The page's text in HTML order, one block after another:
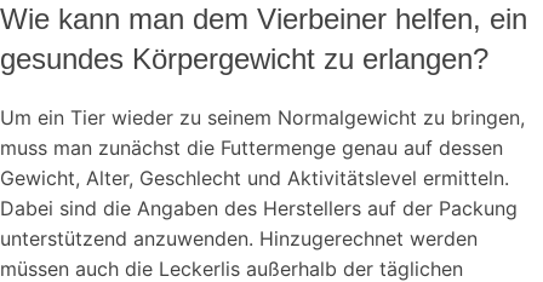
Wie kann man dem Vierbeiner helfen, ein
gesundes Körpergewicht zu erlangen?
Um ein Tier wieder zu seinem Normalgewicht zu bringen,
muss man zunächst die Futtermenge genau auf dessen
Gewicht, Alter, Geschlecht und Aktivitätslevel ermitteln.
Dabei sind die Angaben des Herstellers auf der Packung
unterstützend anzuwenden. Hinzugerechnet werden
müssen auch die Leckerlis außerhalb der täglichen